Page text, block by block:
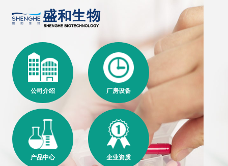
公司介绍 厂房设备
产品中心 企业资质